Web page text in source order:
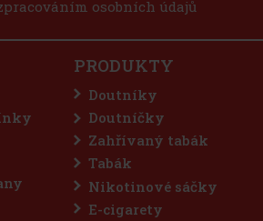
1 225 Kč
75 Kč
osobních údajů
PRODUKTY
Doutníky
Doutníčky
Zahřívaný tabák
Tabák
Nikotinové sáčky
E-cigarety